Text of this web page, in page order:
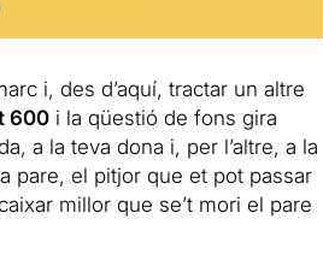
i, des d’aquí, tractar un altre
600i la qüestió de fons gira
a la teva dona i, per l’altre, a la
pare, el pitjor que et pot passar
millor que se’t mori el pare